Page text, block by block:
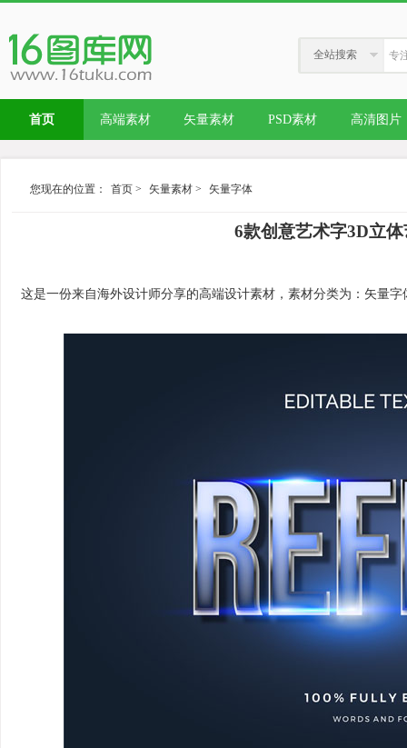
全站搜索
首页 高端素材 矢量素材 PSD素材 高清图片
您现在的位置： 首页 > 矢量素材 > 矢量字体
6款创意艺术字3D立
这是一份来自海外设计师分享的高端设计素材，素材分类为：矢量